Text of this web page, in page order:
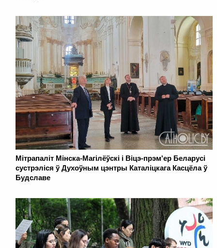
Мітрапаліт Мінска-Магілёўскі і Віцэ-прэм'ер Беларусі
сустрэліся ў Духоўным цэнтры Каталіцкага Касцёла ў
Будславе